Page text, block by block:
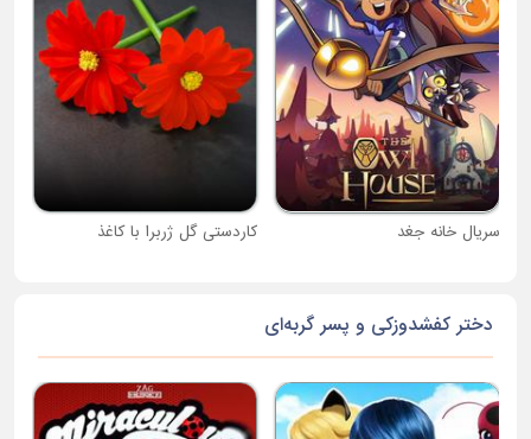
سریال خانه جغد کاردستی گل ژربرا با کاغذ
دختر کفشدوزکی و پسر گربه‌ای